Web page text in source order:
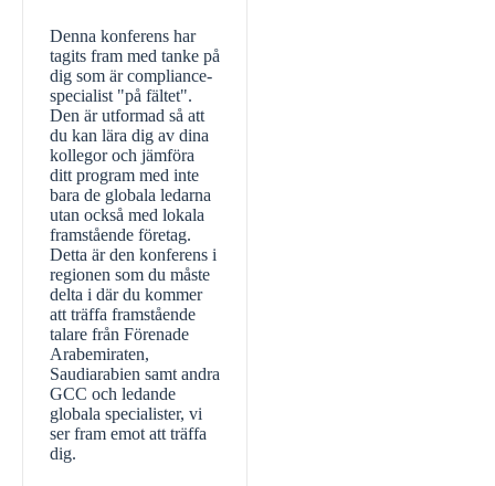
Denna konferens har
tagits fram med tanke på
dig som är compliance-
specialist "på fältet".
Den är utformad så att
du kan lära dig av dina
kollegor och jämföra
ditt program med inte
bara de globala ledarna
utan också med lokala
framstående företag.
Detta är den konferens i
regionen som du måste
delta i där du kommer
att träffa framstående
talare från Förenade
Arabemiraten,
Saudiarabien samt andra
GCC och ledande
globala specialister, vi
ser fram emot att träffa
dig.